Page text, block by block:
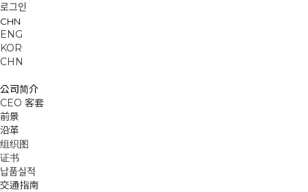
로그인
CHN
ENG
KOR
CHN
公司简介
CEO 客套
前景
沿革
组织图
证书
납품실적
交通指南